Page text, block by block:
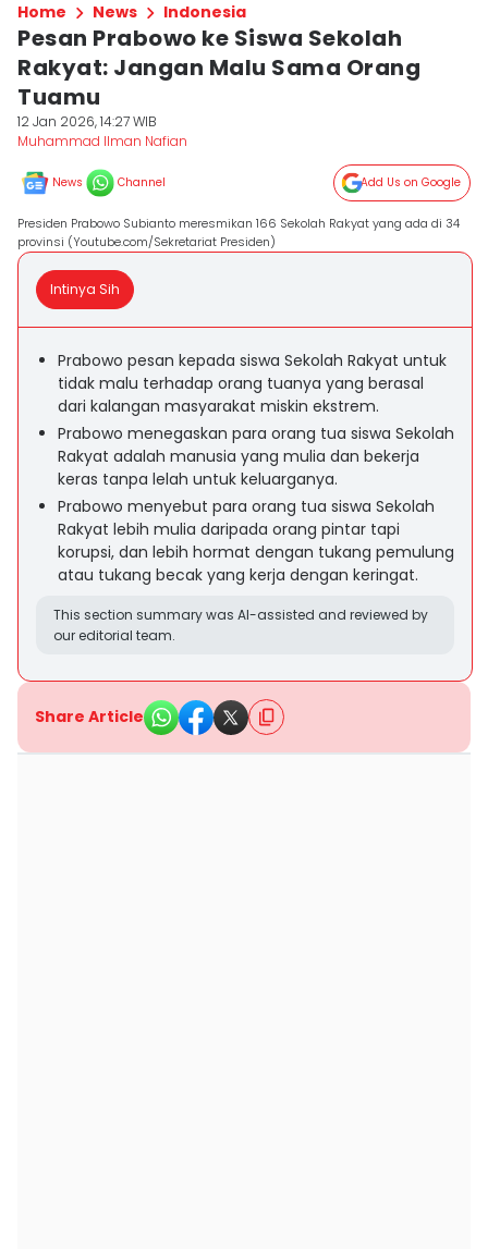
Home News Indonesia
Pesan Prabowo ke Siswa Sekolah
Rakyat: Jangan Malu Sama Orang
Tuamu
12 Jan 2026, 14:27 WIB
Muhammad Ilman Nafian
News Channel Add Us on Google
Presiden Prabowo Subianto meresmikan 166 Sekolah Rakyat yang ada di 34
provinsi (Youtube.com/Sekretariat Presiden)
Intinya Sih
Prabowo pesan kepada siswa Sekolah Rakyat untuk
tidak malu terhadap orang tuanya yang berasal
dari kalangan masyarakat miskin ekstrem.
Prabowo menegaskan para orang tua siswa Sekolah
Rakyat adalah manusia yang mulia dan bekerja
keras tanpa lelah untuk keluarganya.
Prabowo menyebut para orang tua siswa Sekolah
Rakyat lebih mulia daripada orang pintar tapi
korupsi, dan lebih hormat dengan tukang pemulung
atau tukang becak yang kerja dengan keringat.
This section summary was AI-assisted and reviewed by
our editorial team.
Share Article